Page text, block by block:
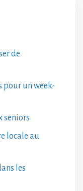
de
pour un week-
seniors
locale au
les